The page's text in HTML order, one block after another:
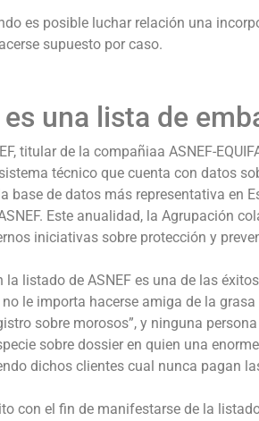
es posible luchar relación una
supuesto por caso.
es una lista de
titular de la compañiaa ASNEF-
técnico que cuenta con datos
base de datos más representativa en
Este anualidad, la Agrupación
iniciativas sobre protección y
la listado de ASNEF es una de las
le importa hacerse amiga de la
sobre morosos”, y ninguna
sobre dossier en quien una
dichos clientes cual nunca pagan
con el fin de manifestarse de la